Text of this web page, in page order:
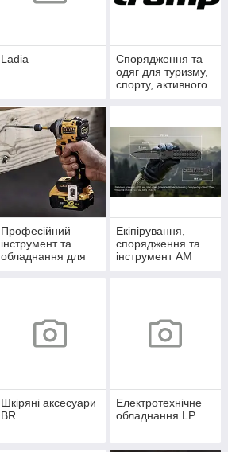
Ladia
Спорядження та
одяг для туризму,
спорту, активного
Професійний
інструмент та
обладнання для
Екіпірування,
спорядження та
інструмент AM
Шкіряні аксесуари
BR
Електротехнічне
обладнання LP